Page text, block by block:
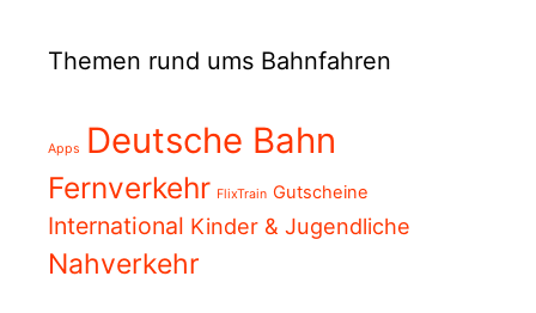
Themen rund ums Bahnfahren
Apps Deutsche Bahn
Fernverkehr FlixTrain Gutscheine
International Kinder & Jugendliche
Nahverkehr